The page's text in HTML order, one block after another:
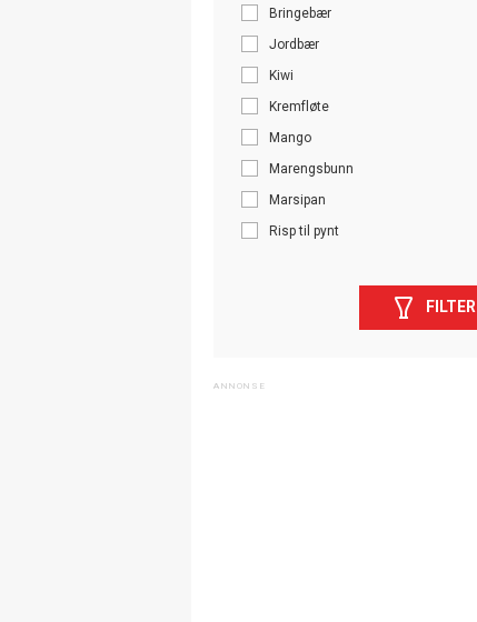
Bringebær
Jordbær
Kiwi
Kremfløte
Mango
Marengsbunn
Marsipan
Risp til pynt
FILTER